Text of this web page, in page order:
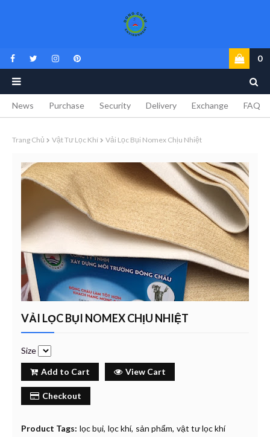
0
News Purchase Security Delivery Exchange FAQ
Trang Chủ Vật Tư Lọc Khí Vải Lọc Bụi Nomex Chịu Nhiệt
VẢI LỌC BỤI NOMEX CHỊU NHIỆT
Size
Add to Cart View Cart
Checkout
Product Tags: lọc bụi lọc khí sản phẩm vật tư lọc khí